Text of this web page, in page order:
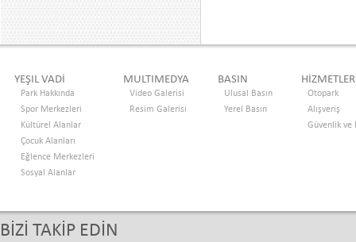
YEŞIL VADİ
Park Hakkında
Spor Merkezleri
Kültürel Alanlar
Çocuk Alanları
Eğlence Merkezleri
Sosyal Alanlar
MULTIMEDYA
Video Galerisi
Resim Galerisi
BASIN
Ulusal Basın
Yerel Basın
HİZMETLER
Otopark
Alışveriş
Güvenlik ve
BİZİ TAKİP EDİN